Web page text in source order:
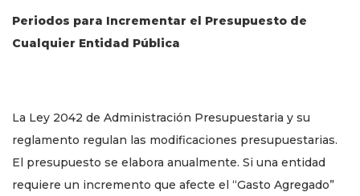
Periodos para Incrementar el Presupuesto de
Cualquier Entidad Pública
La Ley 2042 de Administración Presupuestaria y su
reglamento regulan las modificaciones presupuestarias.
El presupuesto se elabora anualmente. Si una entidad
requiere un incremento que afecte el “Gasto Agregado”